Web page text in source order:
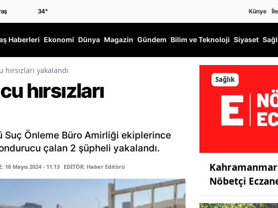
34° Künye
Haberleri Ekonomi Dünya Magazin Gündem Bilim ve Teknoloji Siyaset
yakalandı
hırsızları
Suç Önleme Büro Amirliği ekiplerince
çalan 2 şüpheli yakalandı.
18 Mayıs 2024 - 11:13 EDİTÖR: Haber Editörü
Sağlık
Nöbetçi